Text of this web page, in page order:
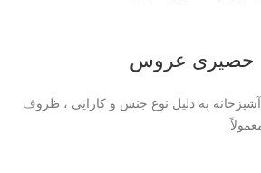
حصیری عروس
به دلیل نوع جنس و کارایی ، ظروف